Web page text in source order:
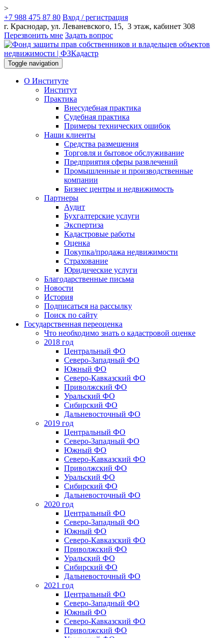
>
+7 988 475 87 80 Вход / регистрация
г. Краснодар, ул. Леваневского, 15, 3 этаж, кабинет 308
Перезвонить мне Задать вопрос
Toggle navigation
О Институте
Институт
Практика
Внесудебная практика
Судебная практика
Примеры технических ошибок
Наши клиенты
Средства размещения
Торговля и бытовое обслуживание
Предприятия сферы развлечений
Промышленные и производственные
компании
Бизнес центры и недвижимость
Партнеры
Аудит
Бухгалтерские услуги
Экспертиза
Кадастровые работы
Оценка
Покупка/продажа недвижимости
Страхование
Юридические услуги
Благодарственные письма
Новости
История
Подписаться на рассылку
Поиск по сайту
Государственная переоценка
Что необходимо знать о кадастровой оценке
2018 год
Центральный ФО
Северо-Западный ФО
Южный ФО
Северо-Кавказский ФО
Приволжский ФО
Уральский ФО
Сибирский ФО
Дальневосточный ФО
2019 год
Центральный ФО
Северо-Западный ФО
Южный ФО
Северо-Кавказский ФО
Приволжский ФО
Уральский ФО
Сибирский ФО
Дальневосточный ФО
2020 год
Центральный ФО
Северо-Западный ФО
Южный ФО
Северо-Кавказский ФО
Приволжский ФО
Уральский ФО
Сибирский ФО
Дальневосточный ФО
2021 год
Центральный ФО
Северо-Западный ФО
Южный ФО
Северо-Кавказский ФО
Приволжский ФО